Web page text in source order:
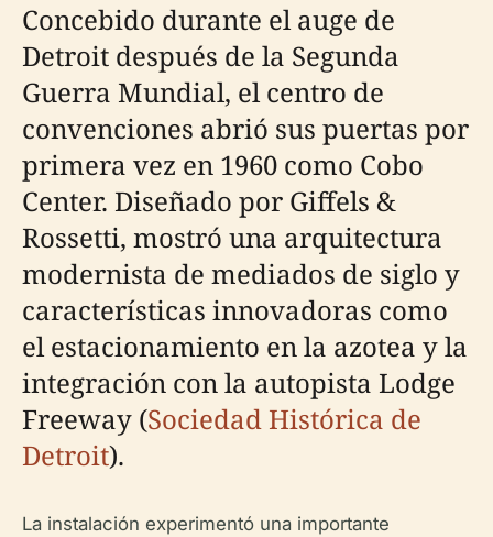
Concebido durante el auge de
Detroit después de la Segunda
Guerra Mundial, el centro de
convenciones abrió sus puertas por
primera vez en 1960 como Cobo
Center. Diseñado por Giffels &
Rossetti, mostró una arquitectura
modernista de mediados de siglo y
características innovadoras como
el estacionamiento en la azotea y la
integración con la autopista Lodge
Freeway (Sociedad Histórica de
Detroit).
La instalación experimentó una importante